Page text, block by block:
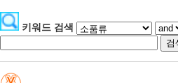
키워드 검색